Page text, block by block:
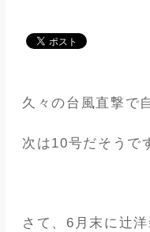
久々の台風直撃で
次は10号だそうで
さて、6月末に辻